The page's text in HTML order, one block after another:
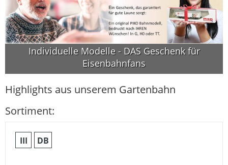
Individuelle Modelle - DAS Geschenk für
Eisenbahnfans
Highlights aus unserem Gartenbahn
Sortiment:
III DB